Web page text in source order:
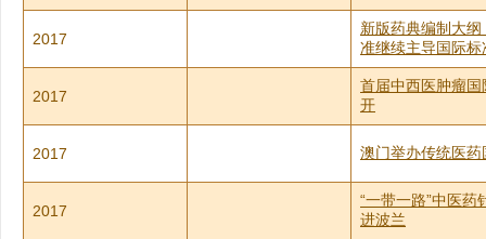
2017
新版药典编制大
准继续主导国际标
2017
首届中西医肿瘤
开
2017 澳门举办传统医
2017
“一带一路”中医药
进波兰